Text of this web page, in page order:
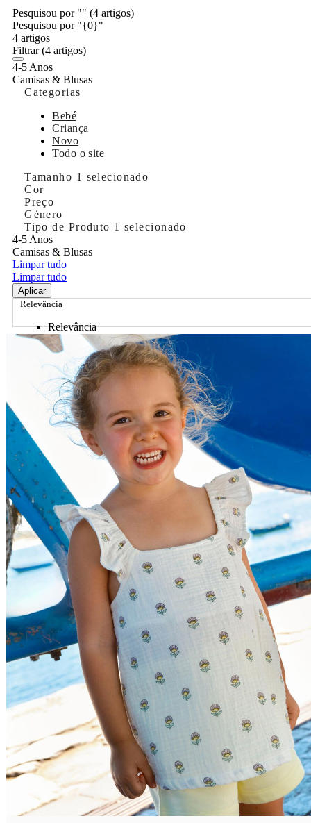
Pesquisou por "" (4 artigos)
Pesquisou por "{0}"
4 artigos
Filtrar(4 artigos)
4-5 Anos
Camisas & Blusas
Categorias
Bebé
Criança
Novo
Todo o site
Tamanho 1 selecionado
Cor
Preço
Género
Tipo de Produto 1 selecionado
4-5 Anos
Camisas & Blusas
Limpar tudo
Limpar tudo
Aplicar
Relevância
Relevância
Preço Crescente
Preço Decrescente
Nome do Produto A - Z
Nome do Produto Z - A
Ordenar por
Relevância
Relevância
Preço Crescente
Preço Decrescente
Nome do Produto A - Z
Nome do Produto Z - A
Filtrar